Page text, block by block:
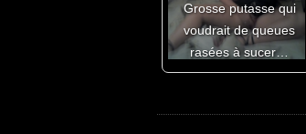
Grosse putasse qui
voudrait de queues
rasées à sucer…